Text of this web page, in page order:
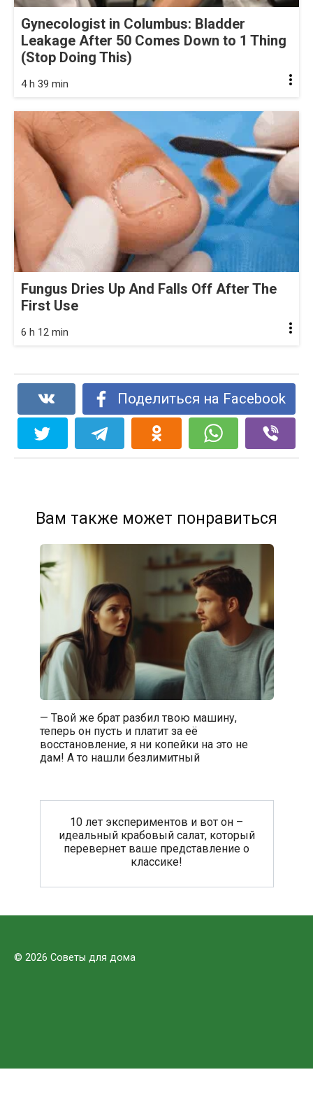
Gynecologist in Columbus: Bladder
Leakage After 50 Comes Down to 1 Thing
(Stop Doing This)
4 h 39 min
Fungus Dries Up And Falls Off After The
First Use
6 h 12 min
Поделиться на Facebook
Вам также может понравиться
— Твой же брат разбил твою машину,
теперь он пусть и платит за её
восстановление, я ни копейки на это не
дам! А то нашли безлимитный
10 лет экспериментов и вот он –
идеальный крабовый салат, который
перевернет ваше представление о
классике!
© 2026 Советы для дома